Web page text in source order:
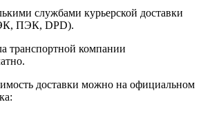
службами курьерской доставки
ПЭК, DPD).
транспортной компании
доставки можно на официальном